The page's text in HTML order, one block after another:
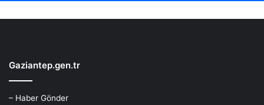
Gaziantep.gen.tr
– Haber Gönder